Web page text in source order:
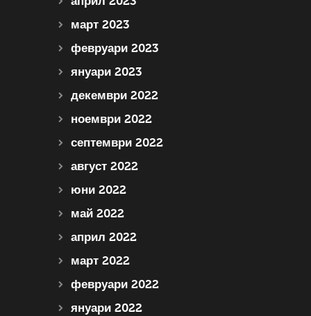
март 2023
февруари 2023
януари 2023
декември 2022
ноември 2022
септември 2022
август 2022
юни 2022
май 2022
април 2022
март 2022
февруари 2022
януари 2022